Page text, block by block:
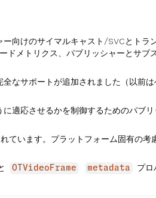
向けのサイマルキャスト/SVCとトラ
メトリクス、パブリッシャーとサブ
なサポートが追加されました（以前
適応させるかを制御するためのパブ
います。プラットフォーム固有の考
OTVideoFrame metadata プロ